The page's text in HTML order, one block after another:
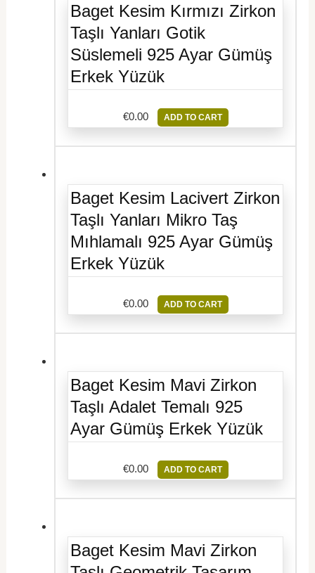
Baget Kesim Kırmızı Zirkon
Taşlı Yanları Gotik
Süslemeli 925 Ayar Gümüş
Erkek Yüzük
€0.00 ADD TO CART
Baget Kesim Lacivert Zirkon
Taşlı Yanları Mikro Taş
Mıhlamalı 925 Ayar Gümüş
Erkek Yüzük
€0.00 ADD TO CART
Baget Kesim Mavi Zirkon
Taşlı Adalet Temalı 925
Ayar Gümüş Erkek Yüzük
€0.00 ADD TO CART
Baget Kesim Mavi Zirkon